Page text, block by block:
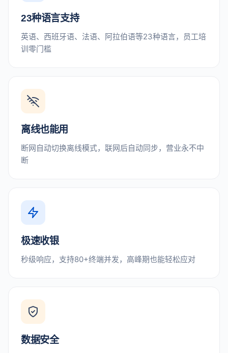
23种语言支持
英语、西班牙语、法语、阿拉伯语等23种语言，员工培
训零门槛
离线也能用
断网自动切换离线模式，联网后自动同步，营业永不中
断
极速收银
秒级响应，支持80+终端并发，高峰期也能轻松应对
数据安全